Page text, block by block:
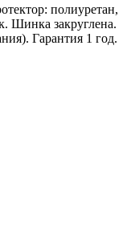
полиуретан,
Шинка закруглена.
Гарантия 1 год.